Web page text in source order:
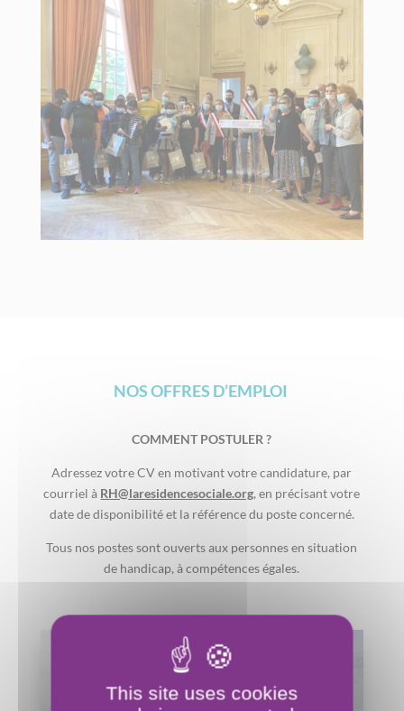
NOS OFFRES D’EMPLOI
COMMENT POSTULER ?
Adressez votre CV en motivant votre candidature, par
courriel à RH@laresidencesociale.org, en précisant votre
date de disponibilité et la référence du poste concerné.
Tous nos postes sont ouverts aux personnes en situation
de handicap, à compétences égales.
This site uses cookies